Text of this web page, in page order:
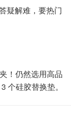
答疑解难，要热门
！仍然选用高品
个硅胶替换垫。